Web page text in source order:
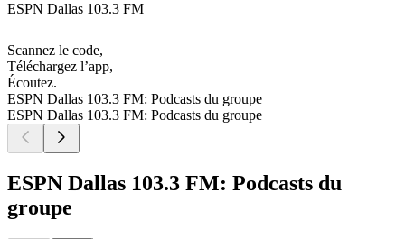
ESPN Dallas 103.3 FM
Scannez le code,
Téléchargez l’app,
Écoutez.
ESPN Dallas 103.3 FM: Podcasts du groupe
ESPN Dallas 103.3 FM: Podcasts du groupe
ESPN Dallas 103.3 FM: Podcasts du
groupe